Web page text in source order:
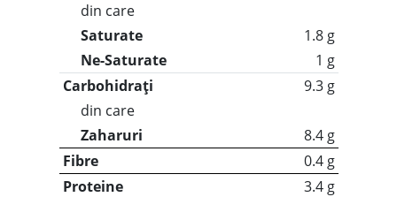
din care
Saturate
1.8 g
Ne-Saturate
1 g
Carbohidrați
9.3 g
din care
Zaharuri
8.4 g
Fibre
0.4 g
Proteine
3.4 g